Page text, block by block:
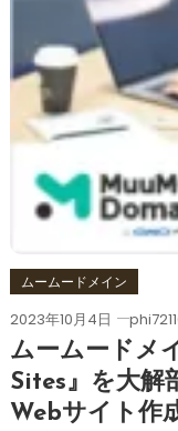
ムームードメイン
2023年10月4日
ムームードメ
Sites』を大解
Webサイト作